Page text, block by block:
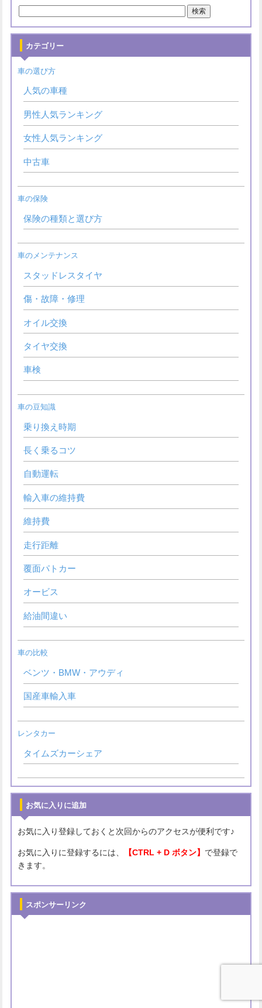
カテゴリー
車の選び方
人気の車種
男性人気ランキング
女性人気ランキング
中古車
車の保険
保険の種類と選び方
車のメンテナンス
スタッドレスタイヤ
傷・故障・修理
オイル交換
タイヤ交換
車検
車の豆知識
乗り換え時期
長く乗るコツ
自動運転
輸入車の維持費
維持費
走行距離
覆面パトカー
オービス
給油間違い
車の比較
ベンツ・BMW・アウディ
国産車輸入車
レンタカー
タイムズカーシェア
お気に入りに追加
お気に入り登録しておくと次回からのアクセスが便利です♪
お気に入りに登録するには、 【CTRL + D ボタン】 で登録で
きます。
スポンサーリンク